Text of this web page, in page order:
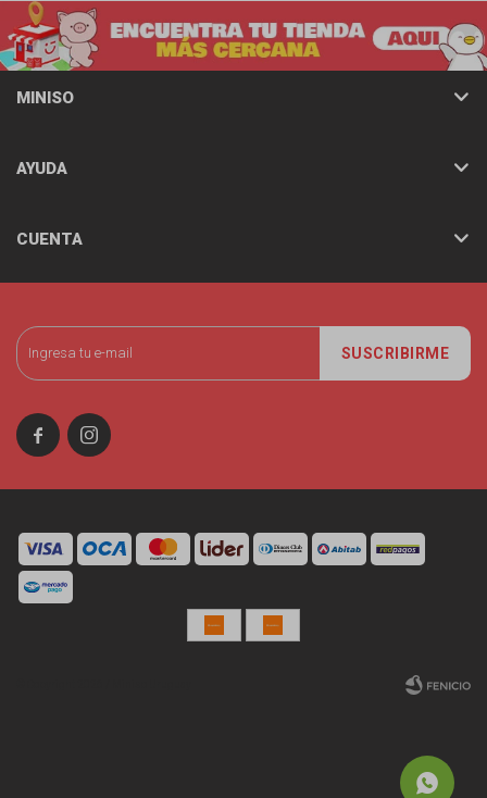
SUSCRIBIRME
 
MINISO
AYUDA
CUENTA